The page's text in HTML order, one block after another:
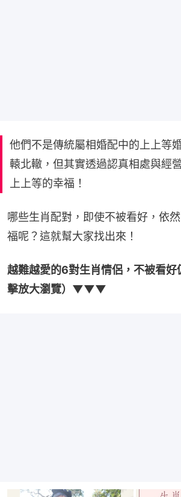
他們不是傳統屬相婚配中的上上等
轅北轍，但其實透過認真相處與經
上上等的幸福！
哪些生肖配對，即使不被看好，依
福呢？這就幫大家找出來！
越難越愛的6對生肖情侶，不被看好
擊放大瀏覽）▼▼▼